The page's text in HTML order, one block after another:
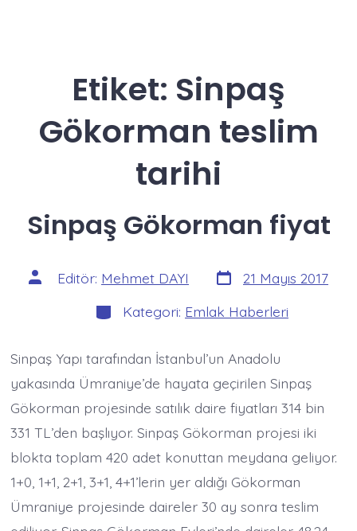
Etiket: Sinpaş
Gökorman teslim
tarihi
Sinpaş Gökorman fiyat
Yazının
yazarı
Editör: Mehmet DAYI Yazı
tarihi
21 Mayıs 2017
Kategoriler
Kategori: Emlak Haberleri
Sinpaş Yapı tarafından İstanbul’un Anadolu
yakasında Ümraniye’de hayata geçirilen Sinpaş
Gökorman projesinde satılık daire fiyatları 314 bin
331 TL’den başlıyor. Sinpaş Gökorman projesi iki
blokta toplam 420 adet konuttan meydana geliyor.
1+0, 1+1, 2+1, 3+1, 4+1’lerin yer aldığı Gökorman
Ümraniye projesinde daireler 30 ay sonra teslim